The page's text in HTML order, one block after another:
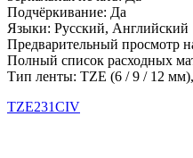
Подчёркивание: Да
Языки: Русский, Английский
Предварительный просмотр
Полный список расходных
Тип ленты: TZE (6 / 9 / 12
TZE231CIV